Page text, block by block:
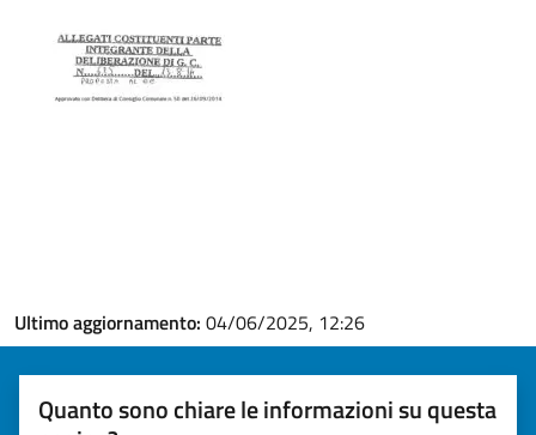
Ultimo aggiornamento: 04/06/2025, 12:26
Quanto sono chiare le informazioni su questa